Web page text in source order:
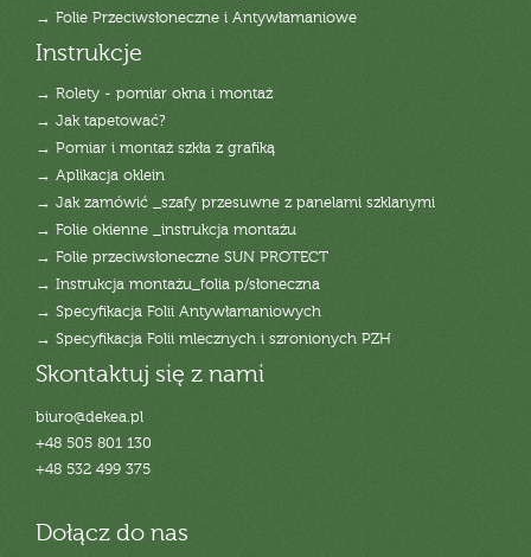
→ Folie Przeciwsłoneczne i Antywłamaniowe
Instrukcje
→ Rolety - pomiar okna i montaż
→ Jak tapetować?
→ Pomiar i montaż szkła z grafiką
→ Aplikacja oklein
→ Jak zamówić _szafy przesuwne z panelami szklanymi
→ Folie okienne _instrukcja montażu
→ Folie przeciwsłoneczne SUN PROTECT
→ Instrukcja montażu_folia p/słoneczna
→ Specyfikacja Folii Antywłamaniowych
→ Specyfikacja Folii mlecznych i szronionych PZH
Skontaktuj się z nami
biuro@dekea.pl
+48 505 801 130
+48 532 499 375
Dołącz do nas